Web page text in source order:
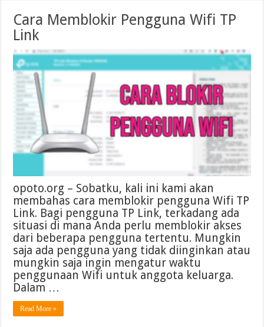
Cara Memblokir Pengguna Wifi TP
Link
opoto.org – Sobatku, kali ini kami akan
membahas cara memblokir pengguna Wifi TP
Link. Bagi pengguna TP Link, terkadang ada
situasi di mana Anda perlu memblokir akses
dari beberapa pengguna tertentu. Mungkin
saja ada pengguna yang tidak diinginkan atau
mungkin saja ingin mengatur waktu
penggunaan Wifi untuk anggota keluarga.
Dalam …
Read More »